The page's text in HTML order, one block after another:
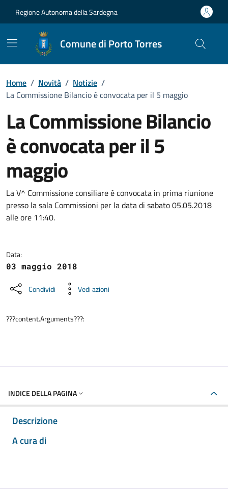
Regione Autonoma della Sardegna
Comune di Porto Torres
Home / Novità / Notizie /
La Commissione Bilancio è convocata per il 5 maggio
La Commissione Bilancio
è convocata per il 5
maggio
Dettagli della notizia
La V^ Commissione consiliare é convocata in prima riunione
presso la sala Commissioni per la data di sabato 05.05.2018
alle ore 11:40.
Data:
03 maggio 2018
Condividi Vedi azioni
???content.Arguments???:
INDICE DELLA PAGINA
Descrizione
A cura di